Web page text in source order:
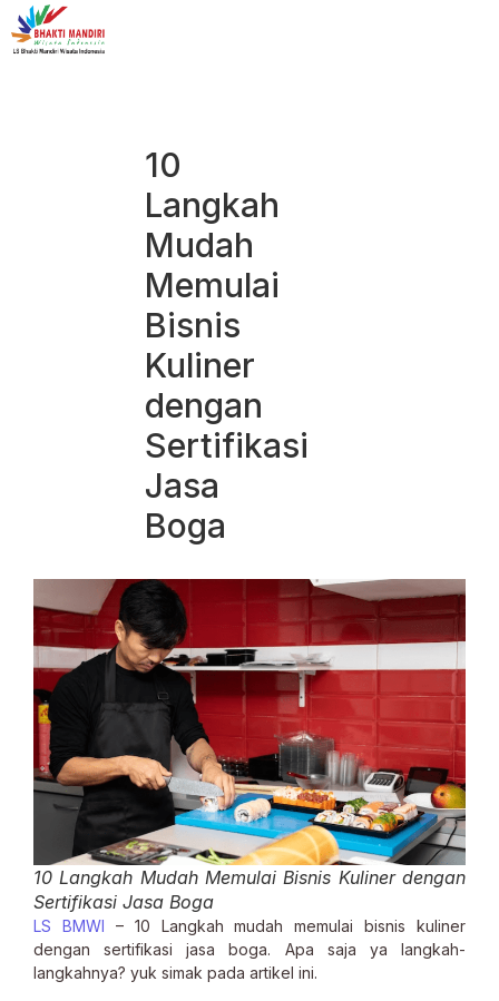
10
Langkah
Mudah
Memulai
Bisnis
Kuliner
dengan
Sertifikasi
Jasa
Boga
10 Langkah Mudah Memulai Bisnis Kuliner dengan
Sertifikasi Jasa Boga
LS BMWI – 10 Langkah mudah memulai bisnis kuliner
dengan sertifikasi jasa boga. Apa saja ya langkah-
langkahnya? yuk simak pada artikel ini.